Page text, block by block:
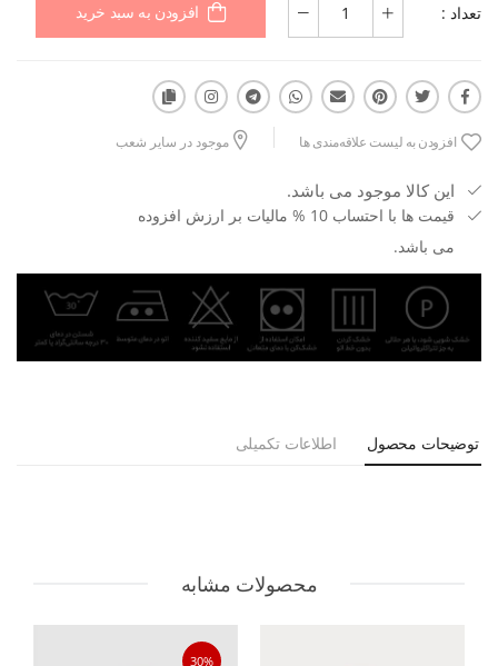
تعداد : افزودن به سبد خرید
افزودن به لیست علاقه‌مندی ها موجود در سایر شعب
این کالا موجود می باشد.
قیمت ها با احتساب 10 % مالیات بر ارزش افزوده
می باشد.
توضیحات محصول اطلاعات تکمیلی
محصولات مشابه
30%